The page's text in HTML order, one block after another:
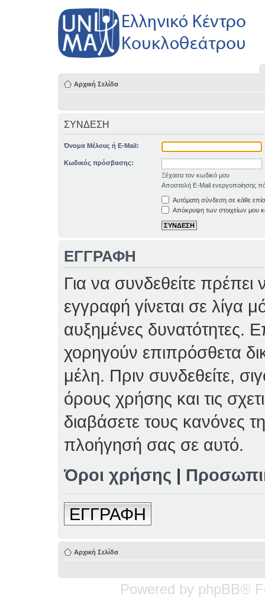
Αρχική Σελίδα
ΣΥΝΔΕΣΗ
Όνομα Μέλους ή E-Mail:
Κωδικός πρόσβασης:
Ξέχασα τον κωδικό μου
Αποστολή E-Mail ενεργοποίησης
Αυτόματη σύνδεση σε κάθε
Απόκρυψη των στοιχείων μου
ΕΓΓΡΑΦΗ
Για να συνδεθείτε
εγγραφή γίνεται σε λίγα
αυξημένες δυνατότητες.
χορηγούν επιπρόσθετα
μέλη. Πριν συνδεθείτε,
όρους χρήσης και τις
διαβάσετε τους κανόνες
πλοήγησή σας σε αυτό.
Όροι χρήσης |
ΕΓΓΡΑΦΗ
Αρχική Σελίδα
Powered by phpBB®